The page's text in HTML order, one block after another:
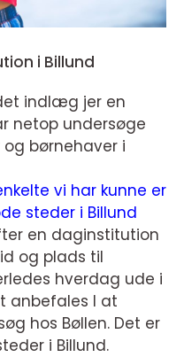
i Billund
indlæg jer en
netop undersøge
børnehaver i
vi har kunne er
steder i Billund
en daginstitution
og plads til
hverdag ude i
anbefales I at
hos Bøllen. Det er
i Billund.